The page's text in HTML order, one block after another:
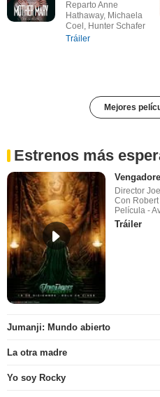
Reparto Anne
Hathaway, Michaela
Coel, Hunter Schafer
Tráiler
Mejores
Estrenos más
Director
Con
Película -
Tráiler
Jumanji: Mundo abierto
La otra madre
Yo soy Rocky